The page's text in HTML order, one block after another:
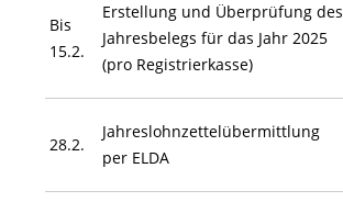
Bis
15.2.
Erstellung und Überprüfung des
Jahresbelegs für das Jahr 2025
(pro Registrierkasse)
28.2.
Jahreslohnzettelübermittlung
per ELDA